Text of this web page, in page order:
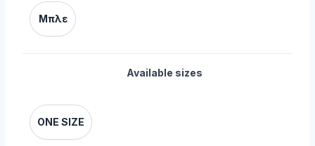
Μπλε
Available sizes
ONE SIZE